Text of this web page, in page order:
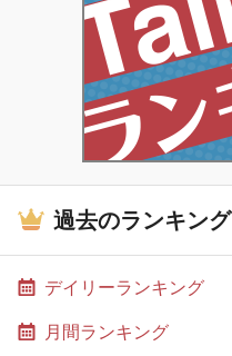
過去のランキング
デイリーランキング
月間ランキング